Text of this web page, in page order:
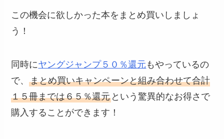
この機会に欲しかった本をまとめ買いしましょ
う！
同時にヤングジャンプ５０％還元 もやっているの
で、まとめ買いキャンペーンと組み合わせて合計
１５冊までは６５％還元 という驚異的なお得さで
購入することができます！